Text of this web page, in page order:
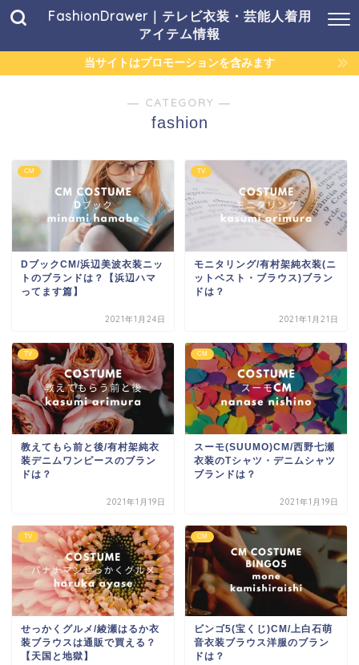
FashionDrawer｜テレビ衣装・芸能人着用
アイテム情報
当サイトはプロモーションを含みます
― CATEGORY ―
fashion
CM
DブックCM/浜辺美波衣装ニッ
トのブランドは？【浜辺ハマ
ってます篇】
2021年1月24日
TV
モニタリング/有村架純衣装(ニ
ットベスト・ブラウス)ブラン
ドは？
2021年1月21日
TV
教えてもら前と後/有村架純衣
装デニムワンピースのブラン
ドは？
2021年1月19日
CM
スーモ(SUUMO)CM/西野七瀬
衣装のTシャツ・デニムシャツ
ブランドは？
2021年1月19日
TV
せっかくグルメ/綾瀬はるか衣
装ブラウスは通販で買える？
【天国と地獄】
CM
ビンゴ5(宝くじ)CM/上白石萌
音衣装ブラウス洋服のブラン
ドは？